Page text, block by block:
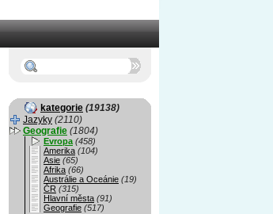
kategorie (19138)
Jazyky (2110)
Geografie (1804)
Evropa (458)
Amerika (104)
Asie (65)
Afrika (66)
Austrálie a Oceánie (19)
ČR (315)
Hlavní města (91)
Geografie (517)